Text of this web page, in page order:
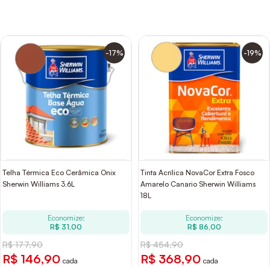
-17%
Telha Térmica Eco Cerâmica Onix
Sherwin Williams 3,6L
Economize:
R$ 31,00
R$ 177,90
R$ 146,90 cada
-19%
Tinta Acrílica NovaCor Extra Fosco
Amarelo Canario Sherwin Williams
18L
Economize:
R$ 86,00
R$ 454,90
R$ 368,90 cada